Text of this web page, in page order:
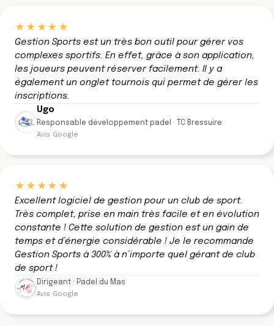
★★★★★
Gestion Sports est un très bon outil pour gérer vos
complexes sportifs. En effet, grâce à son application,
les joueurs peuvent réserver facilement. Il y a
également un onglet tournois qui permet de gérer les
inscriptions.
Ugo
Responsable développement padel · TC Bressuire
Avis Google
★★★★★
Excellent logiciel de gestion pour un club de sport.
Très complet, prise en main très facile et en évolution
constante ! Cette solution de gestion est un gain de
temps et d’énergie considérable ! Je le recommande
Gestion Sports à 300% à n’importe quel gérant de club
de sport !
Dirigeant · Padel du Mas
Avis Google